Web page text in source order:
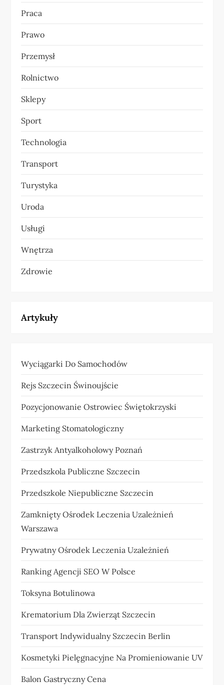
Praca
Prawo
Przemysł
Rolnictwo
Sklepy
Sport
Technologia
Transport
Turystyka
Uroda
Usługi
Wnętrza
Zdrowie
Artykuły
Wyciągarki Do Samochodów
Rejs Szczecin Świnoujście
Pozycjonowanie Ostrowiec Świętokrzyski
Marketing Stomatologiczny
Zastrzyk Antyalkoholowy Poznań
Przedszkola Publiczne Szczecin
Przedszkole Niepubliczne Szczecin
Zamknięty Ośrodek Leczenia Uzależnień
Warszawa
Prywatny Ośrodek Leczenia Uzależnień
Ranking Agencji SEO W Polsce
Toksyna Botulinowa
Krematorium Dla Zwierząt Szczecin
Transport Indywidualny Szczecin Berlin
Kosmetyki Pielęgnacyjne Na Promieniowanie UV
Balon Gastryczny Cena